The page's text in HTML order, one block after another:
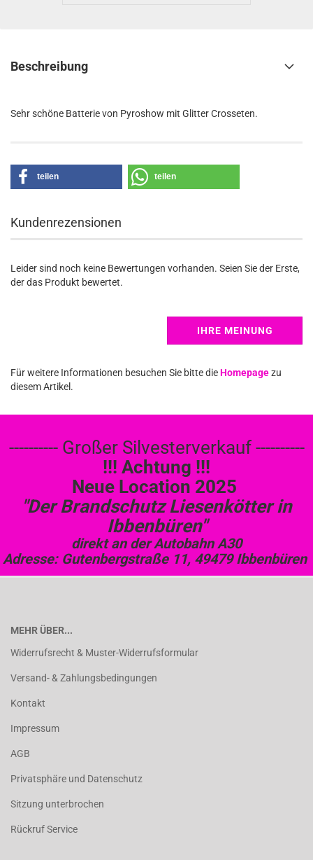
Beschreibung
Sehr schöne Batterie von Pyroshow mit Glitter Crosseten.
teilen teilen
Kundenrezensionen
Leider sind noch keine Bewertungen vorhanden. Seien Sie der Erste,
der das Produkt bewertet.
IHRE MEINUNG
Für weitere Informationen besuchen Sie bitte dieHomepagezu
diesem Artikel.
---------- Großer Silvesterverkauf ----------
!!! Achtung !!!
Neue Location 2025
"Der Brandschutz Liesenkötter in
Ibbenbüren"
direkt an der Autobahn A30
Adresse: Gutenbergstraße 11, 49479 Ibbenbüren
MEHR ÜBER...
Widerrufsrecht & Muster-Widerrufsformular
Versand- & Zahlungsbedingungen
Kontakt
Impressum
AGB
Privatsphäre und Datenschutz
Sitzung unterbrochen
Rückruf Service